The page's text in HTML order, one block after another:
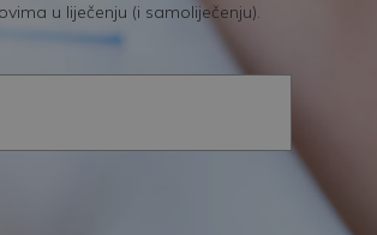
u liječenju (i samoliječenju).